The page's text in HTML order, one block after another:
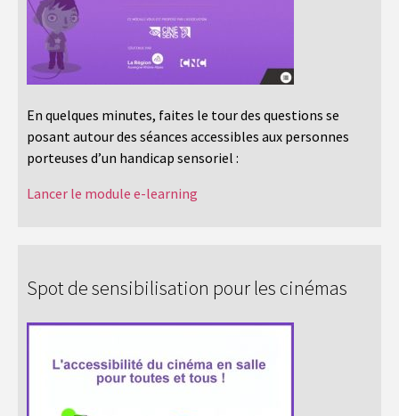
En quelques minutes, faites le tour des questions se
posant autour des séances accessibles aux personnes
porteuses d’un handicap sensoriel :
Lancer le module e-learning
Spot de sensibilisation pour les cinémas